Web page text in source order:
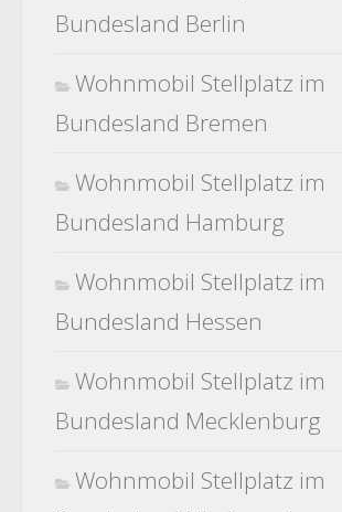
Bundesland Berlin
Wohnmobil Stellplatz im
Bundesland Bremen
Wohnmobil Stellplatz im
Bundesland Hamburg
Wohnmobil Stellplatz im
Bundesland Hessen
Wohnmobil Stellplatz im
Bundesland Mecklenburg
Wohnmobil Stellplatz im